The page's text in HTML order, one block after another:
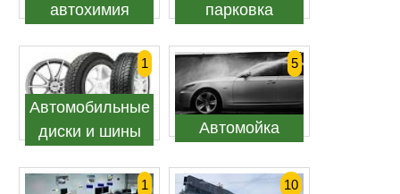
автохимия
парковка
Автомобильные
диски и шины
1
Автомойка
5
1 10